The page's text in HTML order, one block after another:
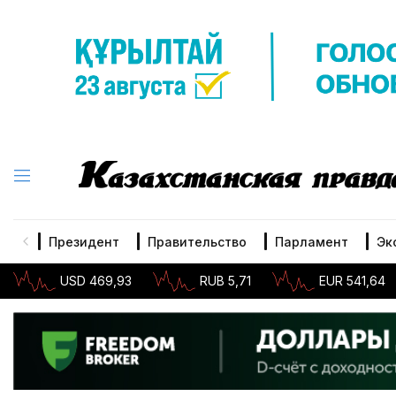
Президент Правительство Парламент
USD 469,93 RUB 5,71 EUR 541,64